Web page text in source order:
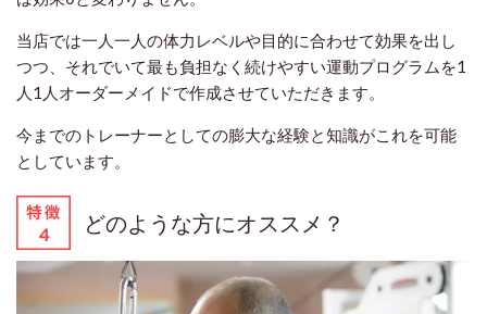
当店では一人一人の体力レベルや目的に合わせて効果を出し
つつ、それでいて最も負担なく続けやすい運動プログラムを1
人1人オーダーメイドで作成させていただきます。
今までのトレーナーとしての膨大な経験と知識がこれを可能
としています。
どのような方にオススメ？